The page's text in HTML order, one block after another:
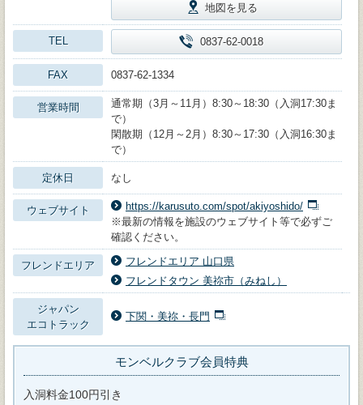
地図を見る
TEL 0837-62-0018
FAX 0837-62-1334
営業時間
通常期（3月～11月）8:30～18:30（入洞17:30ま
で）
閑散期（12月～2月）8:30～17:30（入洞16:30ま
で）
定休日 なし
ウェブサイト
https://karusuto.com/spot/akiyoshido/
※最新の情報を施設のウェブサイト等で必ずご
確認ください。
フレンドエリア
フレンドエリア 山口県
フレンドタウン 美祢市（みねし）
ジャパン
エコトラック
下関・美祢・長門
モンベルクラブ会員特典
入洞料金100円引き